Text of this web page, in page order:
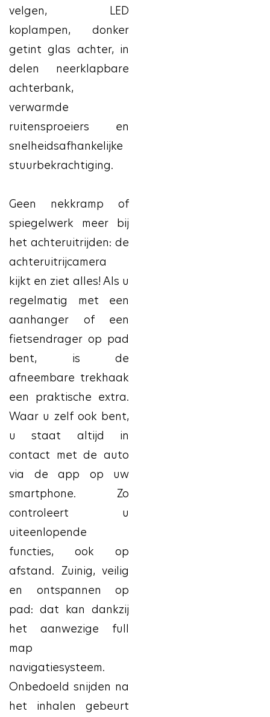
velgen, LED
koplampen, donker
getint glas achter, in
delen neerklapbare
achterbank,
verwarmde
ruitensproeiers en
snelheidsafhankelijke
stuurbekrachtiging.
Geen nekkramp of
spiegelwerk meer bij
het achteruitrijden: de
achteruitrijcamera
kijkt en ziet alles! Als u
regelmatig met een
aanhanger of een
fietsendrager op pad
bent, is de
afneembare trekhaak
een praktische extra.
Waar u zelf ook bent,
u staat altijd in
contact met de auto
via de app op uw
smartphone. Zo
controleert u
uiteenlopende
functies, ook op
afstand. Zuinig, veilig
en ontspannen op
pad: dat kan dankzij
het aanwezige full
map
navigatiesysteem.
Onbedoeld snijden na
het inhalen gebeurt